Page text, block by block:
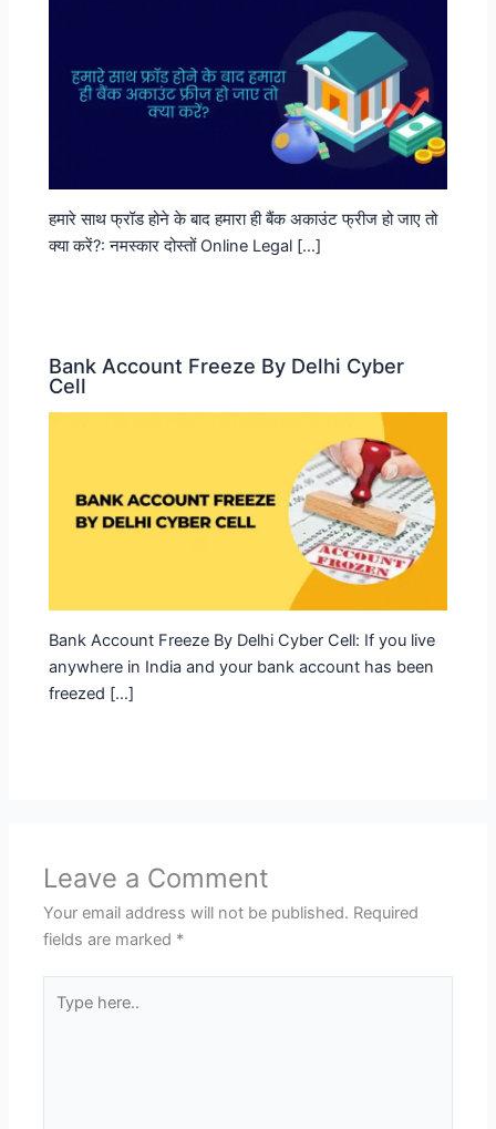
हमारे साथ फ्रॉड होने के बाद हमारा ही बैंक अकाउंट फ्रीज हो जाए तो
क्या करें?: नमस्कार दोस्तों Online Legal […]
Bank Account Freeze By Delhi Cyber
Cell
Bank Account Freeze By Delhi Cyber Cell: If you live
anywhere in India and your bank account has been
freezed […]
Leave a Comment
Your email address will not be published. Required
fields are marked *
here..